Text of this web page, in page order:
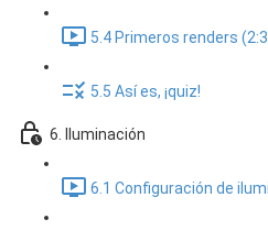
5.4 Primeros renders
5.5 Así es, ¡quiz!
6. Iluminación
6.1 Configuración de